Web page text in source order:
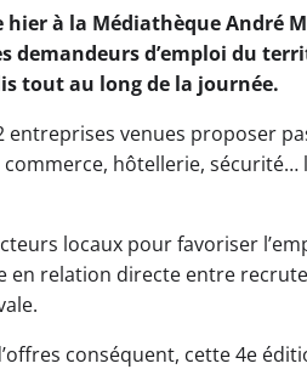
hier à la Médiathèque André
demandeurs d’emploi du
tout au long de la journée.
entreprises venues proposer
hôtellerie, sécurité…
locaux pour favoriser
relation directe entre
conséquent, cette 4e